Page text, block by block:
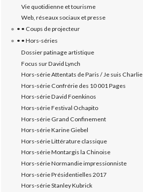
Vie quotidienne et tourisme
Web, réseaux sociaux et presse
• • Coups de projecteur
• • Hors-séries
Dossier patinage artistique
Focus sur David Lynch
Hors-série Attentats de Paris / Je suis Charlie
Hors-série Confrérie des 10 001 Pages
Hors-série David Foenkinos
Hors-série Festival Ochapito
Hors-série Grand Confinement
Hors-série Karine Giebel
Hors-série Littérature classique
Hors-série Montargis la Chinoise
Hors-série Normandie impressionniste
Hors-série Présidentielles 2017
Hors-série Stanley Kubrick